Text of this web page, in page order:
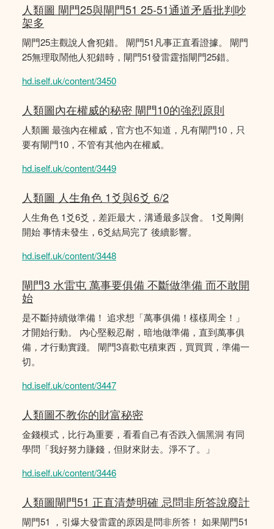
人類圖 閘門25與閘門51 25-51通道矛盾批判吵
架多
閘門25主觀說人會犯錯。 閘門51凡事正直看證據。 閘門
25無理取鬧他人犯錯時，閘門51發雷霆指閘門25錯。
hd.iself.uk/content/3450
人類圖內在權威的秘密 閘門10的強烈原則
人類圖 最強內在權威，官方也不知道，凡有閘門10，只
要有閘門10，不管有其他內在權威。
hd.iself.uk/content/3449
人類圖 人生角色 1爻與6爻 6/2
人生角色 1爻6爻，差距最大，溝通最多誤會。 1爻剛剛
開始 事情未發生，6爻結局完了 後續影響。
hd.iself.uk/content/3448
閘門3 水雷屯 萬事要俱備 不斷做準備 而不敢開
始
是不斷持續做準備！ 追求想「萬事俱備！樣樣周全！」
才開始行動。 內心堅毅忍耐，暗地做準備，直到萬事俱
備，才行動實踐。 閘門3喜歡屯積東西，買買買，準備一
切。
hd.iself.uk/content/3447
人類圖不教你的財富秘密
金錢模式，比行為重要，看看自己有否跌入個黑洞 有同
學問「我好努力賺錢，但財來財去。淨不了。」
hd.iself.uk/content/3446
人類圖閘門51 正直清楚明確 忌問非所答說廢計
閘門51 ，引爆大發雷霆的原因是問非所答！ 如果閘門51